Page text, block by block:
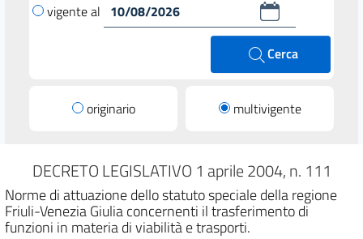
vigente al
Cerca
originario multivigente
DECRETO LEGISLATIVO 1 aprile 2004, n. 111
Norme di attuazione dello statuto speciale della regione
Friuli-Venezia Giulia concernenti il trasferimento di
funzioni in materia di viabilità e trasporti.